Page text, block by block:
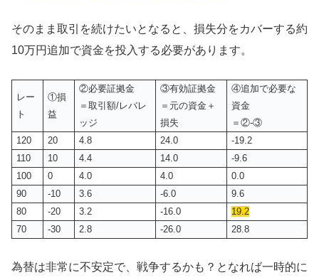
そのまま取引を続けたいとなると、損失分をカバーする約
10万円追加で資金を投入する必要があります。
レー
ト
①損
益
②必要証拠金
＝取引額/レバレ
ッジ
③有効証拠金
＝元の資金＋
損失
④追加で必要な
資金
＝②-③
120
20 4.8 24.0
-19.2
110
10 4.4 14.0
-9.6
100
0 4.0 4.0
0.0
90
-10 3.6 -6.0
9.6
80
-20 3.2 -16.0
19.2
70
-30 2.8 -26.0 28.8
為替は非常に不安定で、戦争するかも？となれば一時的に